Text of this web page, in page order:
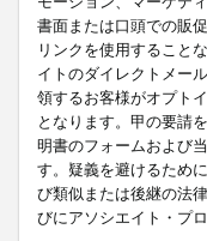
書面または口頭での販
リンクを使用すること
イトのダイレクトメー
領するお客様がオプト
となります。甲の要請
明書のフォームおよび
す。疑義を避けるため
び類似または後継の法
びにアソシエイト・プ